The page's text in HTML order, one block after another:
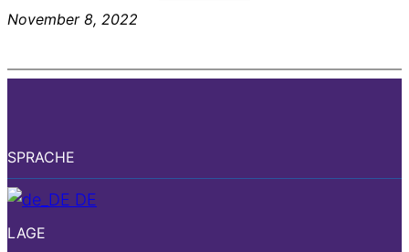
November 8, 2022
SPRACHE
DE
LAGE